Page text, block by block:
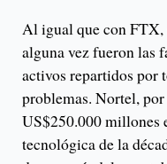
Al igual que con FTX,
alguna vez fueron las
activos repartidos por
problemas. Nortel,
US$250.000 millones
tecnológica de la